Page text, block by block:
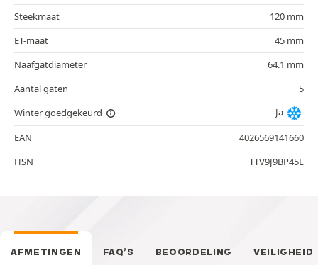
Steekmaat
120 mm
ET-maat
45 mm
Naafgatdiameter
64.1 mm
Aantal gaten
5
Winter goedgekeurd
Ja
EAN
4026569141660
HSN
TTV9J9BP45E
AFMETINGEN FAQ’S BEOORDELING VEILIGHEID